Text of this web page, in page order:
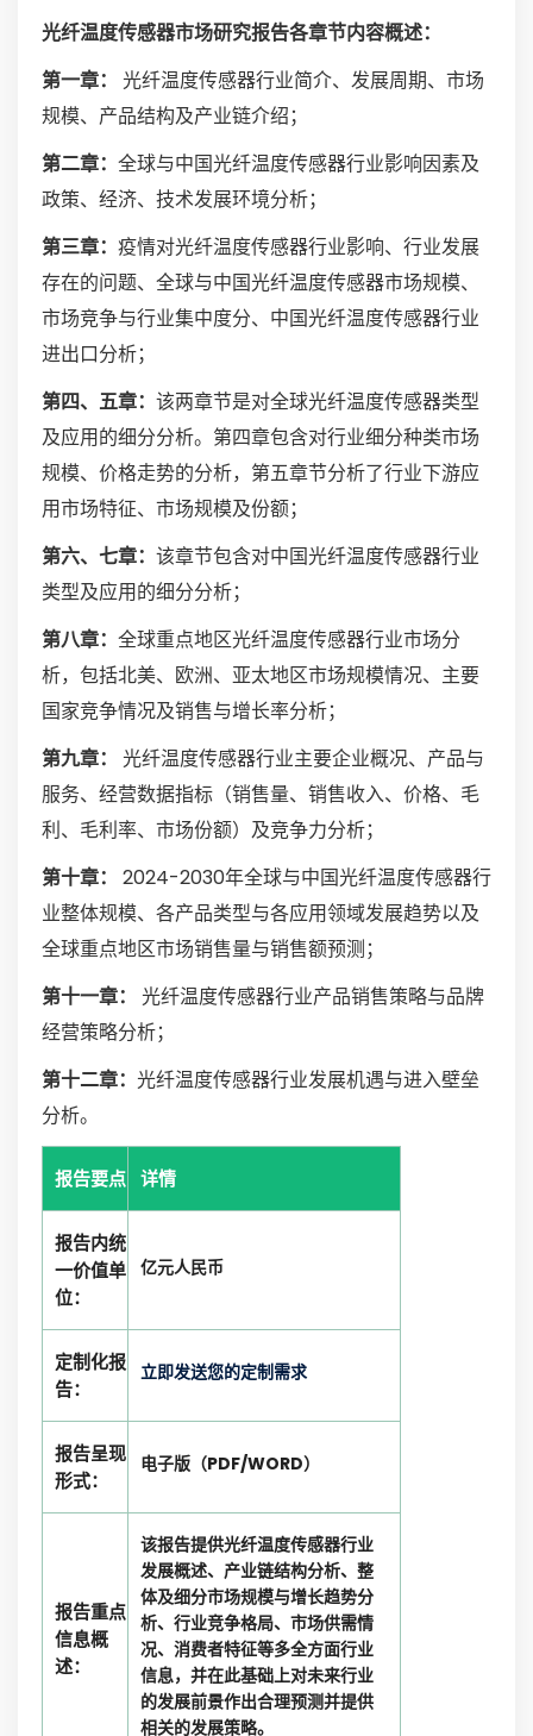
光纤温度传感器市场研究报告各章节内容概述：
第一章：
光纤温度传感器行业简介、发展周期、市场
规模、产品结构及产业链介绍；
第二章： 全球与中国光纤温度传感器行业影响因素及
政策、经济、技术发展环境分析；
第三章： 疫情对光纤温度传感器行业影响、行业发展
存在的问题、全球与中国光纤温度传感器市场规模、
市场竞争与行业集中度分、中国光纤温度传感器行业
进出口分析；
第四、五章： 该两章节是对全球光纤温度传感器类型
及应用的细分分析。第四章包含对行业细分种类市场
规模、价格走势的分析，第五章节分析了行业下游应
用市场特征、市场规模及份额；
第六、七章： 该章节包含对中国光纤温度传感器行业
类型及应用的细分分析；
第八章： 全球重点地区光纤温度传感器行业市场分
析，包括北美、欧洲、亚太地区市场规模情况、主要
国家竞争情况及销售与增长率分析；
第九章：
光纤温度传感器行业主要企业概况、产品与
服务、经营数据指标（销售量、销售收入、价格、毛
利、毛利率、市场份额）及竞争力分析；
第十章：
2024-2030年全球与中国光纤温度传感器行
业整体规模、各产品类型与各应用领域发展趋势以及
全球重点地区市场销售量与销售额预测；
第十一章：
光纤温度传感器行业产品销售策略与品牌
经营策略分析；
第十二章： 光纤温度传感器行业发展机遇与进入壁垒
分析。
报告要点 详情
报告内统
一价值单
位：
亿元人民币
定制化报
告：
立即发送您的定制需求
报告呈现
形式：
电子版（PDF/WORD）
报告重点
信息概
述：
该报告提供光纤温度传感器行业
发展概述、产业链结构分析、整
体及细分市场规模与增长趋势分
析、行业竞争格局、市场供需情
况、消费者特征等多全方面行业
信息，并在此基础上对未来行业
的发展前景作出合理预测并提供
相关的发展策略。